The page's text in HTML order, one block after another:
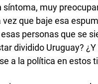
síntoma, muy
que baje esa
personas que se
dividido Uruguay?
a la política en estos